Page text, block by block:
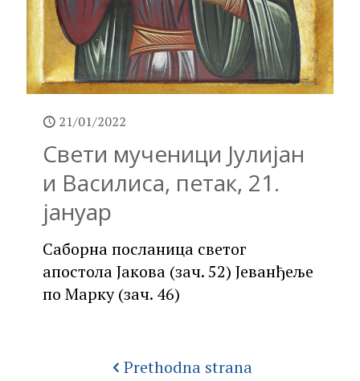
21/01/2022
Свети мученици Јулијан
и Василиса, петак, 21.
јануар
Саборна посланица светог
апостола Јакова (зач. 52) Јеванђеље
по Марку (зач. 46)
Prethodna strana